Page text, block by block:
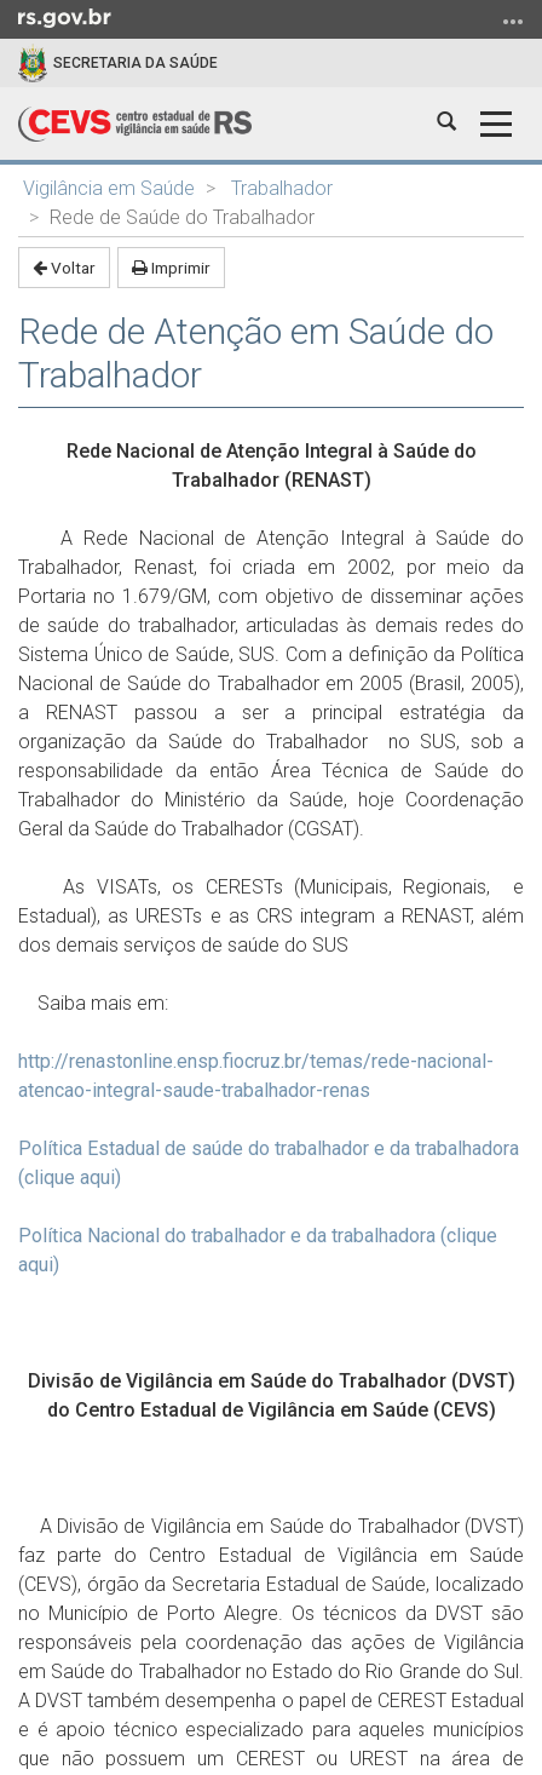
para
para
menu
para
busca
SECRETARIA DA SAÚDE
Abrir
Início
conteúdo
Vigilância em Saúde
Trabalhador
Rede de Saúde do Trabalhador
Voltar Imprimir
Rede de Atenção em Saúde do
Trabalhador
Rede Nacional de Atenção Integral à Saúde do
Trabalhador (RENAST)
A Rede Nacional de Atenção Integral à Saúde do
Trabalhador, Renast, foi criada em 2002, por meio da
Portaria no 1.679/GM, com objetivo de disseminar ações
de saúde do trabalhador, articuladas às demais redes do
Sistema Único de Saúde, SUS. Com a definição da Política
Nacional de Saúde do Trabalhador em 2005 (Brasil, 2005),
a RENAST passou a ser a principal estratégia da
organização da Saúde do Trabalhador no SUS, sob a
responsabilidade da então Área Técnica de Saúde do
Trabalhador do Ministério da Saúde, hoje Coordenação
Geral da Saúde do Trabalhador (CGSAT).
As VISATs, os CERESTs (Municipais, Regionais, e
Estadual), as URESTs e as CRS integram a RENAST, além
dos demais serviços de saúde do SUS
Saiba mais em:
http://renastonline.ensp.fiocruz.br/temas/rede-nacional-
atencao-integral-saude-trabalhador-renas
Política Estadual de saúde do trabalhador e da trabalhadora
(clique aqui)
Política Nacional do trabalhador e da trabalhadora (clique
aqui)
Divisão de Vigilância em Saúde do Trabalhador (DVST)
do Centro Estadual de Vigilância em Saúde (CEVS)
A Divisão de Vigilância em Saúde do Trabalhador (DVST)
faz parte do Centro Estadual de Vigilância em Saúde
(CEVS), órgão da Secretaria Estadual de Saúde, localizado
no Município de Porto Alegre. Os técnicos da DVST são
responsáveis pela coordenação das ações de Vigilância
em Saúde do Trabalhador no Estado do Rio Grande do Sul.
A DVST também desempenha o papel de CEREST Estadual
e é apoio técnico especializado para aqueles municípios
que não possuem um CEREST ou UREST na área de